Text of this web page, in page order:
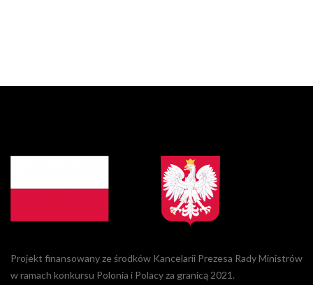
Projekt finansowany ze środków Kancelarii Prezesa Rady Ministrów
w ramach konkursu Polonia i Polacy za granicą 2021.